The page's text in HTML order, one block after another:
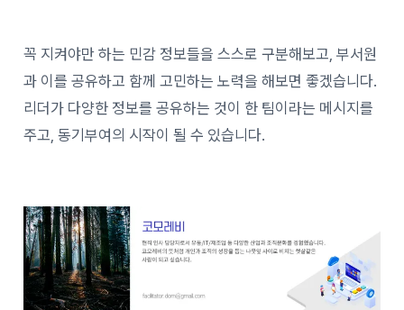
꼭 지켜야만 하는 민감 정보들을 스스로 구분해보고, 부서원
과 이를 공유하고 함께 고민하는 노력을 해보면 좋겠습니다.
리더가 다양한 정보를 공유하는 것이 한 팀이라는 메시지를
주고, 동기부여의 시작이 될 수 있습니다.